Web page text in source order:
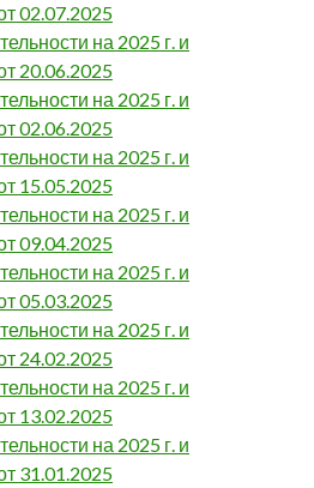
02.07.2025
на 2025 г. и
20.06.2025
на 2025 г. и
02.06.2025
на 2025 г. и
15.05.2025
на 2025 г. и
09.04.2025
на 2025 г. и
05.03.2025
на 2025 г. и
24.02.2025
на 2025 г. и
13.02.2025
на 2025 г. и
31.01.2025